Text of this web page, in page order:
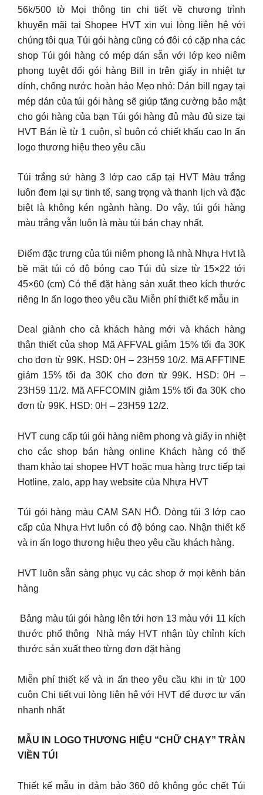
56k/500 tờ Mọi thông tin chi tiết về chương trình
khuyến mãi tại Shopee HVT xin vui lòng liên hệ với
chúng tôi qua Túi gói hàng cũng có đôi có cặp nha các
shop Túi gói hàng có mép dán sẵn với lớp keo niêm
phong tuyệt đối gói hàng Bill in trên giấy in nhiệt tự
dính, chống nước hoàn hảo Mẹo nhỏ: Dán bill ngay tại
mép dán của túi gói hàng sẽ giúp tăng cường bảo mật
cho gói hàng của bạn Túi gói hàng đủ màu đủ size tại
HVT Bán lẻ từ 1 cuộn, sỉ buôn có chiết khấu cao In ấn
logo thương hiệu theo yêu cầu
Túi trắng sứ hàng 3 lớp cao cấp tại HVT Màu trắng
luôn đem lại sự tinh tế, sang trọng và thanh lịch và đặc
biệt là không kén ngành hàng. Do vậy, túi gói hàng
màu trắng vẫn luôn là màu túi bán chạy nhất.
Điểm đặc trưng của túi niêm phong là nhà Nhựa Hvt là
bề mặt túi có độ bóng cao Túi đủ size từ 15×22 tới
45×60 (cm) Có thể đặt hàng sản xuất theo kích thước
riêng In ấn logo theo yêu cầu Miễn phí thiết kế mẫu in
Deal giành cho cả khách hàng mới và khách hàng
thân thiết của shop Mã AFFVAL giảm 15% tối đa 30K
cho đơn từ 99K. HSD: 0H – 23H59 10/2. Mã AFFTINE
giảm 15% tối đa 30K cho đơn từ 99K. HSD: 0H –
23H59 11/2. Mã AFFCOMIN giảm 15% tối đa 30K cho
đơn từ 99K. HSD: 0H – 23H59 12/2.
HVT cung cấp túi gói hàng niêm phong và giấy in nhiệt
cho các shop bán hàng online Khách hàng có thể
tham khảo tại shopee HVT hoặc mua hàng trực tiếp tại
Hotline, zalo, app hay website của Nhựa HVT
Túi gói hàng màu CAM SAN HÔ. Dòng túi 3 lớp cao
cấp của Nhựa Hvt luôn có độ bóng cao. Nhận thiết kế
và in ấn logo thương hiệu theo yêu cầu khách hàng.
HVT luôn sẵn sàng phục vụ các shop ở mọi kênh bán
hàng
️ Bảng màu túi gói hàng lên tới hơn 13 màu với 11 kích
thước phổ thông ️ Nhà máy HVT nhận tùy chỉnh kích
thước sản xuất theo từng đơn đặt hàng
Miễn phí thiết kế và in ấn theo yêu cầu khi in từ 100
cuộn Chi tiết vui lòng liên hệ với HVT để được tư vấn
nhanh nhất
MẪU IN LOGO THƯƠNG HIỆU “CHỮ CHẠY” TRÀN
VIỀN TÚI
Thiết kế mẫu in đảm bảo 360 độ không góc chết Túi